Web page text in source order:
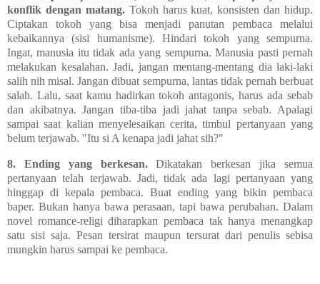
konflik dengan matang. Tokoh harus kuat, konsisten dan hidup.
Ciptakan tokoh yang bisa menjadi panutan pembaca melalui
kebaikannya (sisi humanisme). Hindari tokoh yang sempurna.
Ingat, manusia itu tidak ada yang sempurna. Manusia pasti pernah
melakukan kesalahan. Jadi, jangan mentang-mentang dia laki-laki
salih nih misal. Jangan dibuat sempurna, lantas tidak pernah berbuat
salah. Lalu, saat kamu hadirkan tokoh antagonis, harus ada sebab
dan akibatnya. Jangan tiba-tiba jadi jahat tanpa sebab. Apalagi
sampai saat kalian menyelesaikan cerita, timbul pertanyaan yang
belum terjawab. "Itu si A kenapa jadi jahat sih?"
8. Ending yang berkesan.Dikatakan berkesan jika semua
pertanyaan telah terjawab. Jadi, tidak ada lagi pertanyaan yang
hinggap di kepala pembaca. Buat ending yang bikin pembaca
baper. Bukan hanya bawa perasaan, tapi bawa perubahan. Dalam
novel romance-religi diharapkan pembaca tak hanya menangkap
satu sisi saja. Pesan tersirat maupun tersurat dari penulis sebisa
mungkin harus sampai ke pembaca.